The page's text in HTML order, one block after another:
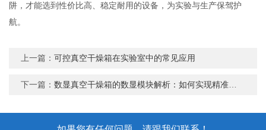
阱，才能选到性价比高、稳定耐用的设备，为实验与生产保驾护
航。
上一篇：可控真空干燥箱在实验室中的常见应用
下一篇：数显真空干燥箱的数显模块解析：如何实现精准参数显示